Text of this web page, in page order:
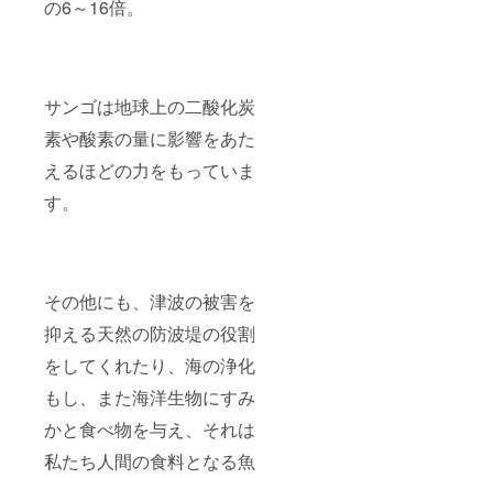
の6～16倍。
サンゴは地球上の二酸化炭
素や酸素の量に影響をあた
えるほどの力をもっていま
す。
その他にも、津波の被害を
抑える天然の防波堤の役割
をしてくれたり、海の浄化
もし、また海洋生物にすみ
かと食べ物を与え、それは
私たち人間の食料となる魚